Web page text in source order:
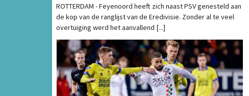
ROTTERDAM - Feyenoord heeft zich naast PSV genesteld aan
de kop van de ranglijst van de Eredivisie. Zonder al te veel
overtuiging werd het aanvallend [...]